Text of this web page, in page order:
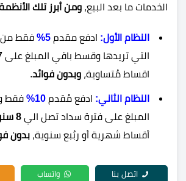
الخدمات ما بعد البيع، ومن أبرز تلك
النظام الأول: ادفع مقدم
فقط من
التي تريدها وقسط باقي المبلغ على 7
اقساط مُتساوية، وبدون فوائد.
النظام الثاني: ادفع مُقدم 10%
فقط
المبلغ على فترة سداد تصل الي 8 سنوات
أقساط شهرية أو ربُبع سنوية، بدون
اتصل بنا واتساب